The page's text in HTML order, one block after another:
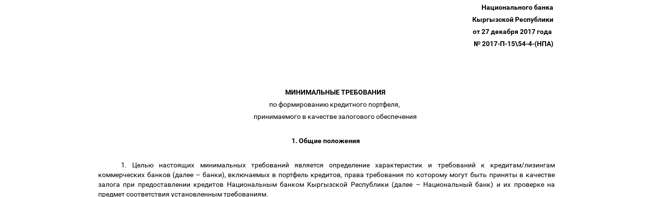
Национального банка
Кыргызской Республики
от 27 декабря 2017 года
№2017-П-15\54-4-(НПА)
МИНИМАЛЬНЫЕ ТРЕБОВАНИЯ
по формированию кредитного портфеля,
принимаемого в качестве залогового обеспечения
1. Общие положения
1. Целью настоящих минимальных требований является определение характеристик и требований к кредитам/лизингам
коммерческих банков (далее – банки), включаемых в портфель кредитов, права требования по которому могут быть приняты в качестве
залога при предоставлении кредитов Национальным банком Кыргызской Республики (далее – Национальный банк) и их проверке на
предмет соответствия установленным требованиям.